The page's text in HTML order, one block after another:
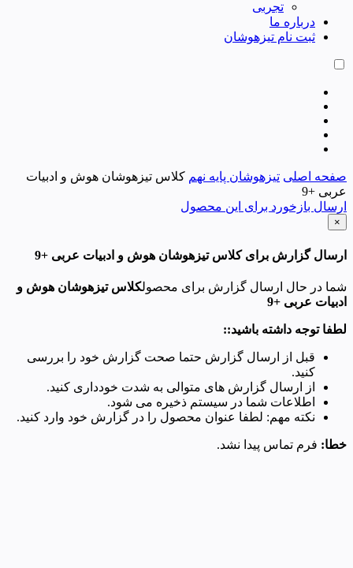
تجربی
درباره ما
ثبت نام تیزهوشان
صفحه اصلی تیزهوشان پایه نهم کلاس تیزهوشان هوش و ادبیات
عربی +9
ارسال بازخورد برای این محصول
×
ارسال گزارش برای کلاس تیزهوشان هوش و ادبیات عربی +9
شما در حال ارسال گزارش برای محصولکلاس تیزهوشان هوش و
ادبیات عربی +9
لطفا توجه داشته باشید::
قبل از ارسال گزارش حتما صحت گزارش خود را بررسی
کنید.
از ارسال گزارش های متوالی به شدت خودداری کنید.
اطلاعات شما در سیستم ذخیره می شود.
نکته مهم: لطفا عنوان محصول را در گزارش خود وارد کنید.
خطا: فرم تماس پیدا نشد.